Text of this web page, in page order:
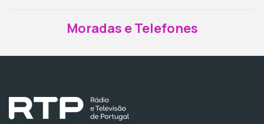
Moradas e Telefones